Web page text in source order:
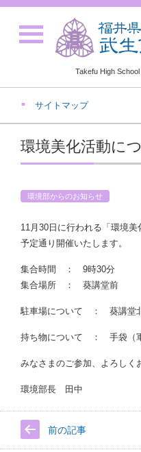
Takefu High
サイトマップ
環境美化活動に
環境部からのお知らせ
11月30日に行われる「環境美
予定通り開催いたします。
集合時間 ： 9時30分
集合場所 ： 葵講堂前
駐車場について ： 葵講堂北
持ち物について ： 手袋（
みなさまのご参加、よろしく
環境部長 田中
前の記事